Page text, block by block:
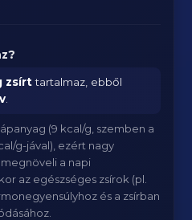
zsírttartalmaz, ebből
(9 kcal/g, szemben a
g-jával), ezért nagy
a napi
az egészséges zsírok (pl.
és a zsírban